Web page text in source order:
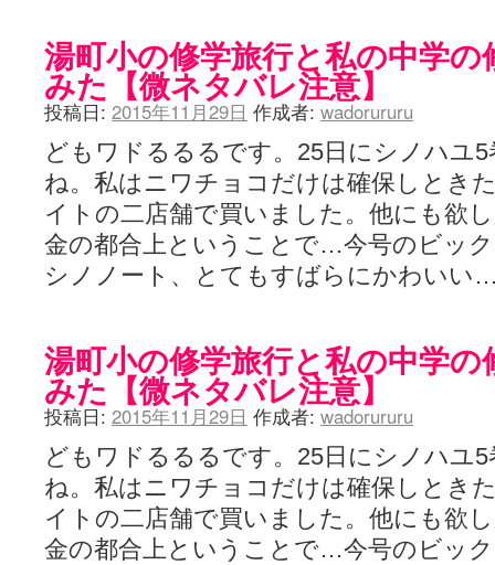
湯町小の修学旅行と私の中学
みた【微ネタバレ注意】
投稿日: 2015年11月29日 作成者: wadorururu
どもワドるるるです。25日にシノハユ
ね。私はニワチョコだけは確保しとき
イトの二店舗で買いました。他にも欲
金の都合上ということで…今号のビッ
シノノート、とてもすばらにかわい
湯町小の修学旅行と私の中学
みた【微ネタバレ注意】
投稿日: 2015年11月29日 作成者: wadorururu
どもワドるるるです。25日にシノハユ
ね。私はニワチョコだけは確保しとき
イトの二店舗で買いました。他にも欲
金の都合上ということで…今号のビッ